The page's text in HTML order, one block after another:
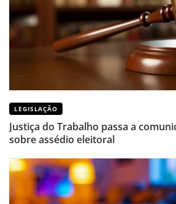
LEGISLAÇÃO
Justiça do Trabalho passa a
sobre assédio eleitoral